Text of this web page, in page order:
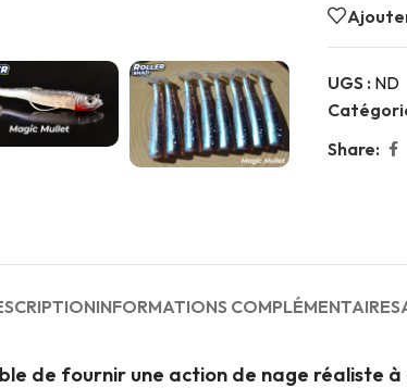
UGS : ND
Share:
INFORMATIONS COMPLÉMENTAIRES
de fournir une action de nage réaliste